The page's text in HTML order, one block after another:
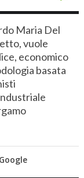
Maria Del
vuole
economico
basata